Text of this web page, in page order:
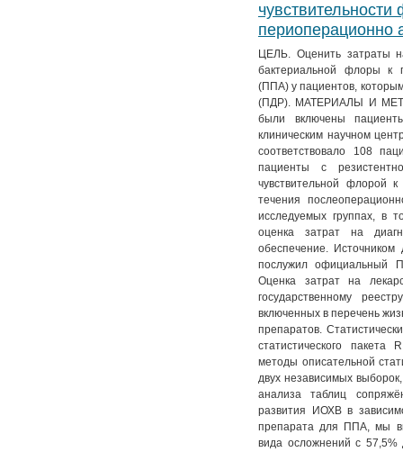
периоперационно
ЦЕЛЬ. Оценить затраты
бактериальной флоры к
(ППА) у пациентов,
(ПДР). МАТЕРИАЛЫ И
были включены
клиническим научном
соответствовало 108
пациенты с
чувствительной флорой
течения
исследуемых группах, в
оценка затрат на
обеспечение. Источником
послужил официальный
Оценка затрат на
государственному
включенных в перечень
препаратов.
статистического
методы описательной
двух независимых
анализа таблиц
развития ИОХВ в
препарата для ППА, мы
вида осложнений с 57,5%